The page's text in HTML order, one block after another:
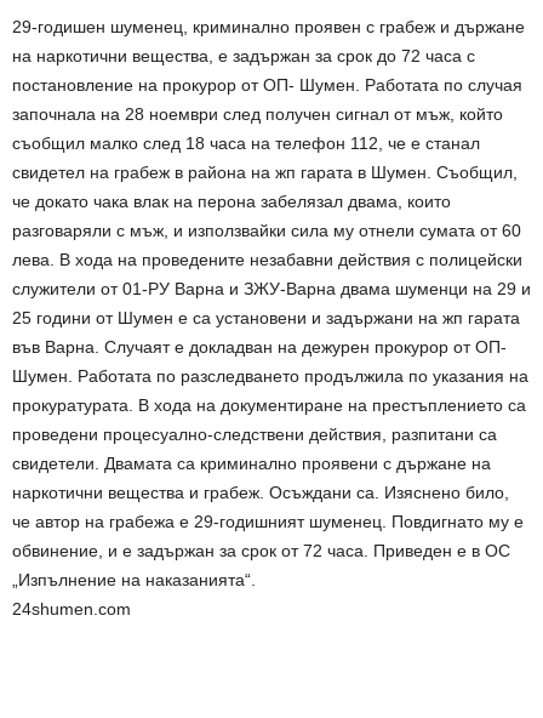
29-годишен шуменец, криминално проявен с грабеж и държане
на наркотични вещества, е задържан за срок до 72 часа с
постановление на прокурор от ОП- Шумен. Работата по случая
започнала на 28 ноември след получен сигнал от мъж, който
съобщил малко след 18 часа на телефон 112, че е станал
свидетел на грабеж в района на жп гарата в Шумен. Съобщил,
че докато чака влак на перона забелязал двама, които
разговаряли с мъж, и използвайки сила му отнели сумата от 60
лева. В хода на проведените незабавни действия с полицейски
служители от 01-РУ Варна и ЗЖУ-Варна двама шуменци на 29 и
25 години от Шумен е са установени и задържани на жп гарата
във Варна. Случаят е докладван на дежурен прокурор от ОП-
Шумен. Работата по разследването продължила по указания на
прокуратурата. В хода на документиране на престъплението са
проведени процесуално-следствени действия, разпитани са
свидетели. Двамата са криминално проявени с държане на
наркотични вещества и грабеж. Осъждани са. Изяснено било,
че автор на грабежа е 29-годишният шуменец. Повдигнато му е
обвинение, и е задържан за срок от 72 часа. Приведен е в ОС
„Изпълнение на наказанията“.
24shumen.com